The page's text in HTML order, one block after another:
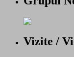
Vizite /